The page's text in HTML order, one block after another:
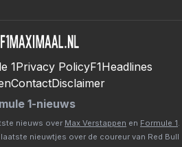
1Privacy PolicyF1Headlines
ContactDisclaimer
1-nieuws
nieuws over Max Verstappen en Formule 1.
nieuwtjes over de coureur van Red Bull